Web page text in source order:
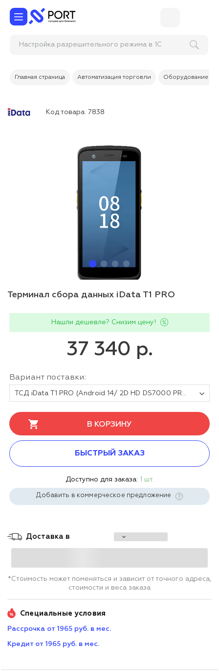
Настройка разрешительного режима в 1С
Главная страница Автоматизация торговли Оборудование
Код товара: 7838
Терминал сбора данных iData T1 PRO
Нашли дешевле? Снизим цену!
37 340 р.
Вариант поставки:
ТСД iData T1 PRO (Android 14/ 2D HD DS7000 PRO/ЦП MT8786/Память 4+64Гб/Дисплей 5.5" /1440*720/Камера 13Mp, 5Mp/4G (LTE) / BT / GPS / Wi-Fi /АКБ 5000 mAh/ NFC)
В КОРЗИНУ
БЫСТРЫЙ ЗАКАЗ
Доступно для заказа: 1 шт.
Добавить в коммерческое предложение
Доставка в
*Стоимость может поменяться и зависит от точного адреса,
стоимости и веса заказа
Специальные условия
Рассрочка от 1965 руб. в мес.
Кредит от 1965 руб. в мес.